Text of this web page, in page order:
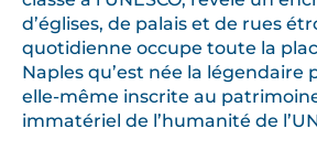
d’églises, de palais et de rues
quotidienne occupe toute la
Naples qu’est née la légendaire
elle-même inscrite au
immatériel de l’humanité de